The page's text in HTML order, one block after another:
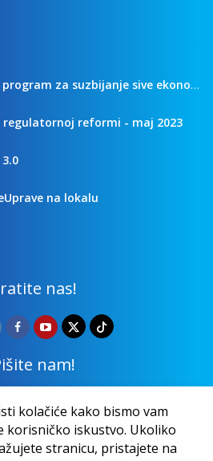
Pregled - Nacionalni program za suzbijanje sive ekonomije
reformi - maj 2023
na lokalu
nas!
nam!
Kontakt
kolačiće kako bismo vam
korisničko iskustvo. Ukoliko
stranicu, pristajete na